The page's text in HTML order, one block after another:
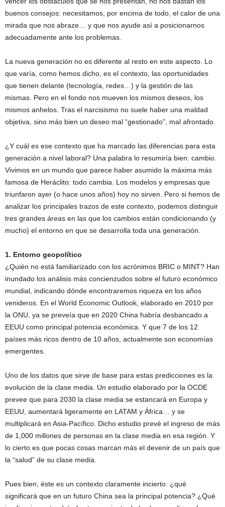
buenos consejos: necesitamos, por encima de todo, el calor de una
mirada que nos abraze… y que nos ayude así a posicionarnos
adecuadamente ante los problemas.
La nueva generación no es diferente al resto en este aspecto. Lo
que varía, como hemos dicho, es el contexto, las oportunidades
que tienen delante (tecnología, redes…) y la gestión de las
mismas. Pero en el fondo nos mueven los mismos deseos, los
mismos anhelos. Tras el narcisismo no suele haber una maldad
objetiva, sino más bien un deseo mal “gestionado”, mal afrontado.
¿Y cuál es ese contexto que ha marcado las diferencias para esta
generación a nivel laboral? Una palabra lo resumiría bien: cambio.
Vivimos en un mundo que parece haber asumido la máxima más
famosa de Heráclito: todo cambia. Los modelos y empresas que
triunfaron ayer (o hace unos años) hoy no sirven. Pero si hemos de
analizar los principales trazos de este contexto, podemos distinguir
tres grandes áreas en las que los cambios están condicionando (y
mucho) el entorno en que se desarrolla toda una generación.
1. Entorno geopolítico
¿Quién no está familiarizado con los acrónimos BRIC o MINT? Han
inundado los análisis más concienzudos sobre el futuro económico
mundial, indicando dónde encontraremos riqueza en los años
venideros. En el World Economic Outlook, elaborado en 2010 por
la ONU, ya se preveía que en 2020 China habría desbancado a
EEUU como principal potencia económica. Y que 7 de los 12
países más ricos dentro de 10 años, actualmente son economías
emergentes.
Uno de los datos que sirve de base para estas predicciones es la
evolución de la clase media. Un estudio elaborado por la OCDE
prevee que para 2030 la clase media se estancará en Europa y
EEUU, aumentará ligeramente en LATAM y África… y se
multiplicará en Asia-Pacífico. Dicho estudio prevé el ingreso de más
de 1,000 millones de personas en la clase media en esa región. Y
lo cierto es que pocas cosas marcan más el devenir de un país que
la “salud” de su clase media.
Pues bien, éste es un contexto claramente incierto: ¿qué
significará que en un futuro China sea la principal potencia? ¿Qué